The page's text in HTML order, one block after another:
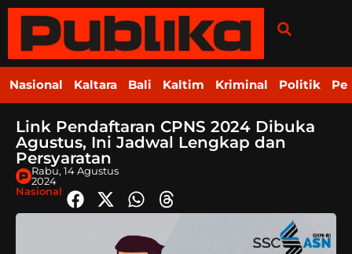
Nasional Kaltara Bali Kaltim Kriminal Politik
Link Pendaftaran CPNS 2024 Dibuka
Agustus, Ini Jadwal Lengkap dan
Persyaratan
Rabu, 14 Agustus
2024
Nasional